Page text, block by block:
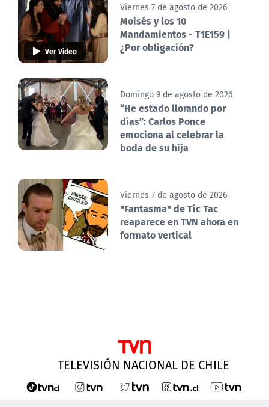
Ver Video
Viernes 7 de agosto de 2026
Moisés y los 10
Mandamientos - T1E159 |
¿Por obligación?
Domingo 9 de agosto de 2026
“He estado llorando por
días”: Carlos Ponce
emociona al celebrar la
boda de su hija
Viernes 7 de agosto de 2026
"Fantasma" de Tic Tac
reaparece en TVN ahora en
formato vertical
TELEVISIÓN NACIONAL DE CHILE